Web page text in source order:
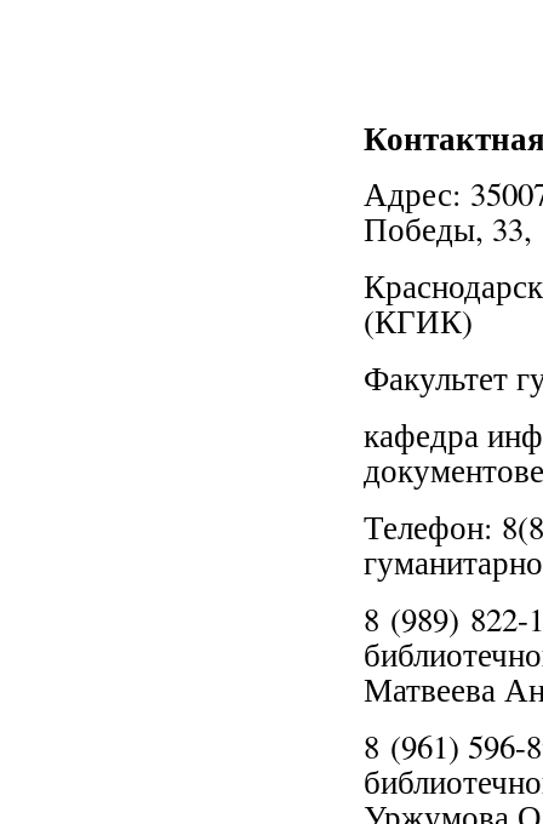
Адрес:
Победы, 33,
(КГИК)
Факультет
кафедра
Телефон:
8 (989) 822-
Матвеева
8 (961) 596-